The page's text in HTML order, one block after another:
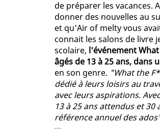
de préparer les vacances.
donner des nouvelles au
et qu'Air of melty vous
connait les salons de livre
scolaire, l'événement
âgés de 13 à 25 ans, dans
en son genre. "What the
dédié à leurs loisirs au
avec leurs aspirations.
13 à 25 ans attendus et
référence annuel des